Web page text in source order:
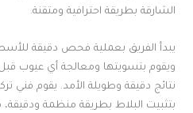
الشارقة بطريقة احترافية ومتقنة.
يبدأ الفريق بعملية فحص دقيقة
ويقوم بتسويتها ومعالجة أي عيوب
نتائج دقيقة وطويلة الأمد. يقوم فني
بتثبيت البلاط بطريقة منظمة